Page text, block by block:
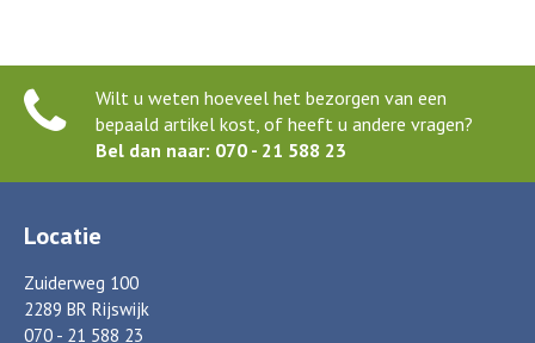
Wilt u weten hoeveel het bezorgen van een
bepaald artikel kost, of heeft u andere vragen?
Bel dan naar: 070 - 21 588 23
Locatie
Zuiderweg 100
2289 BR Rijswijk
070 - 21 588 23